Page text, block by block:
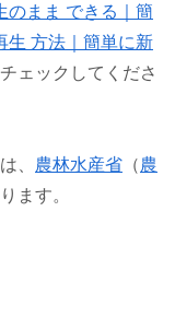
のまま できる｜簡
生 方法｜簡単に新
ェックしてくださ
、 農林水産省 （農
ます。